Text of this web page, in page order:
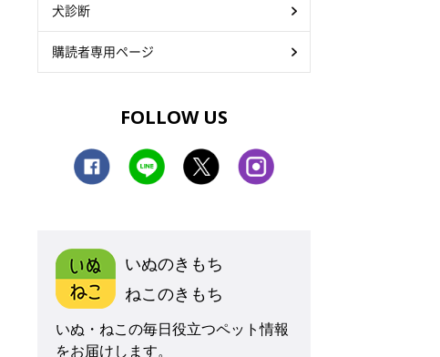
犬診断
購読者専用ページ
FOLLOW US
いぬのきもち
ねこのきもち
いぬ・ねこの毎日役立つペット情報
をお届けします。